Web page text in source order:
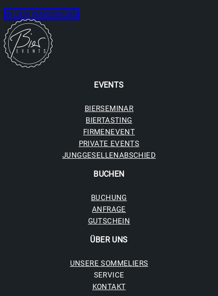
IN DEN WARENKORB
EVENTS
BIERSEMINAR
BIERTASTING
FIRMENEVENT
PRIVATE EVENTS
JUNGGESELLENABSCHIED
BUCHEN
BUCHUNG
ANFRAGE
GUTSCHEIN
ÜBER UNS
UNSERE SOMMELIERS
SERVICE
KONTAKT